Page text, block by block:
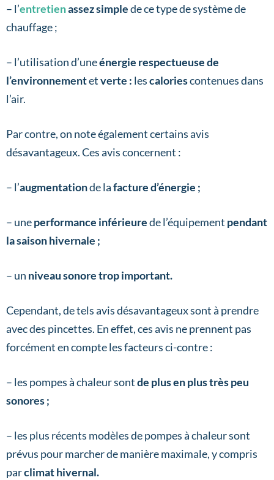
– l’entretienassez simplede ce type de système de
chauffage ;
– l’utilisation d’uneénergie respectueuse de
l’environnementetverte : lescaloriescontenues dans
l’air.
Par contre, on note également certains avis
désavantageux. Ces avis concernent :
– l’augmentationde lafacture d’énergie ;
– uneperformance inférieurede l’équipement pendant
la saison hivernale ;
– un niveau sonore trop important.
Cependant, de tels avis désavantageux sont à prendre
avec des pincettes. En effet, ces avis ne prennent pas
forcément en compte les facteurs ci-contre :
– les pompes à chaleur sontde plus en plus très peu
sonores ;
– les plus récents modèles de pompes à chaleur sont
prévus pour marcher de manière maximale, y compris
parclimat hivernal.